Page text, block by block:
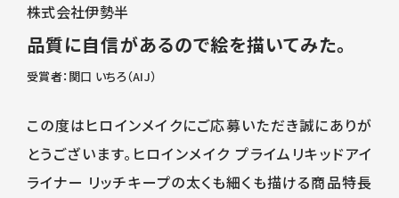
株式会社伊勢半
品質に自信があるので絵を描いてみた。
受賞者：関口 いちろ（AIJ）
この度はヒロインメイクにご応募いただき誠にありが
とうございます。ヒロインメイク プライムリキッドアイ
ライナー リッチキープの太くも細くも描ける商品特長